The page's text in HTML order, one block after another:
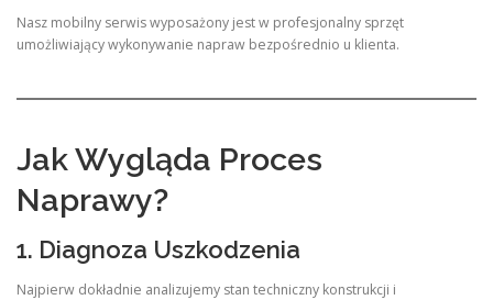
Nasz mobilny serwis wyposażony jest w profesjonalny sprzęt
umożliwiający wykonywanie napraw bezpośrednio u klienta.
Jak Wygląda Proces
Naprawy?
1. Diagnoza Uszkodzenia
Najpierw dokładnie analizujemy stan techniczny konstrukcji i